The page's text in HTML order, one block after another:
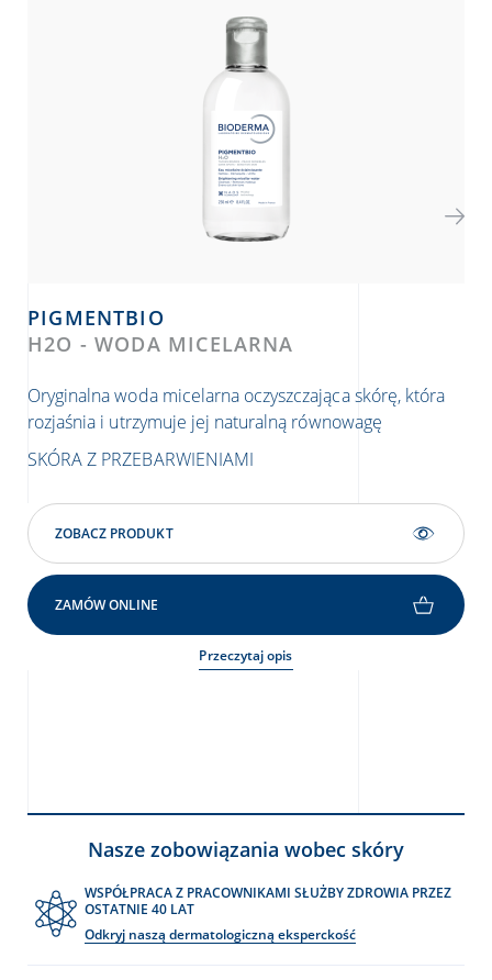
PIGMENTBIO
H2O - WODA MICELARNA
Oryginalna woda micelarna oczyszczająca skórę, która
rozjaśnia i utrzymuje jej naturalną równowagę
SKÓRA Z PRZEBARWIENIAMI
ZOBACZ PRODUKT
ZAMÓW ONLINE
Przeczytaj opis
Nasze zobowiązania wobec skóry
WSPÓŁPRACA Z PRACOWNIKAMI SŁUŻBY ZDROWIA PRZEZ
OSTATNIE 40 LAT
Odkryj naszą dermatologiczną eksperckość